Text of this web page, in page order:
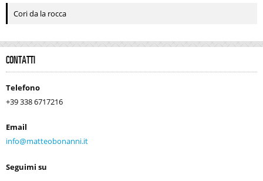
Cori da la rocca
CONTATTI
Telefono
+39 338 6717216
Email
info@matteobonanni.it
Seguimi su